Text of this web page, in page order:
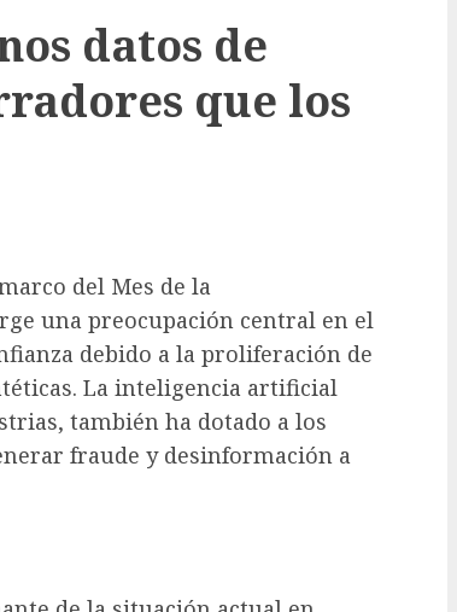
datos de
que los
del Mes de la
una preocupación central en el
debido a la proliferación de
La inteligencia artificial
también ha dotado a los
fraude y desinformación a